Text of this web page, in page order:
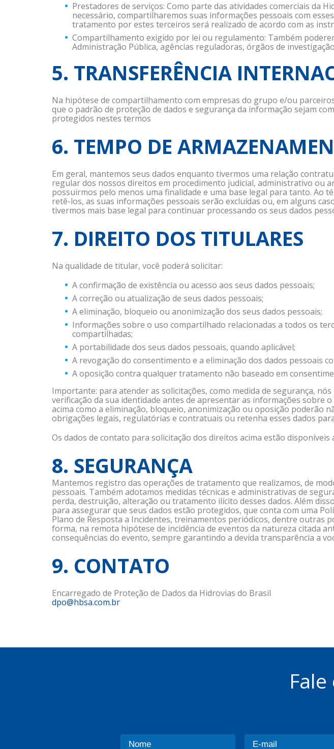
Prestadores de serviços: Como parte das atividades comerciais da
necessário, compartilharemos suas informações pessoais com
tratamento por estes terceiros será realizado de acordo com as
Compartilhamento exigido por lei ou regulamento: Também
Administração Pública, agências reguladoras, órgãos de
5. TRANSFERÊNCIA
Na hipótese de compartilhamento com empresas do grupo e/ou
que o padrão de proteção de dados e segurança da informação sejam
protegidos nestes termos
6. TEMPO DE
Em geral, mantemos seus dados enquanto tivermos uma relação
regular dos nossos direitos em procedimento judicial, administrativo ou
possuirmos pelo menos uma finalidade e uma base legal para tanto. Ao
retê-los, as suas informações pessoais serão excluídas ou, em alguns
tivermos mais base legal para continuar processando os seus dados
7. DIREITO DOS TITULARES
Na qualidade de titular, você poderá solicitar:
A confirmação de existência ou acesso aos seus dados pessoais;
A correção ou atualização de seus dados pessoais;
A eliminação, bloqueio ou anonimização dos seus dados pessoais;
Informações sobre o uso compartilhado relacionadas a todos os
compartilhadas;
A portabilidade dos seus dados pessoais, quando aplicável;
A revogação do consentimento e a eliminação dos dados pessoais
A oposição contra qualquer tratamento não baseado em
Importante: para atender as solicitações, como medida de segurança,
verificação da sua identidade antes de apresentar as informações sobre
acima como a eliminação, bloqueio, anonimização ou oposição poderão
obrigações legais, regulatórias e contratuais ou retenha esses dados
Os dados de contato para solicitação dos direitos acima estão disponíveis
8. SEGURANÇA
Mantemos registro das operações de tratamento que realizamos, de
pessoais. Também adotamos medidas técnicas e administrativas de
perda, destruição, alteração ou tratamento ilícito desses dados. Além
para assegurar que seus dados estão protegidos, que conta com uma
Plano de Resposta a Incidentes, treinamentos periódicos, dentre outras
forma, na remota hipótese de incidência de eventos da natureza citada
consequências do evento, sempre garantindo a devida transparência a
9. CONTATO
Encarregado de Proteção de Dados da Hidrovias do Brasil
dpo@hbsa.com.br
Fale